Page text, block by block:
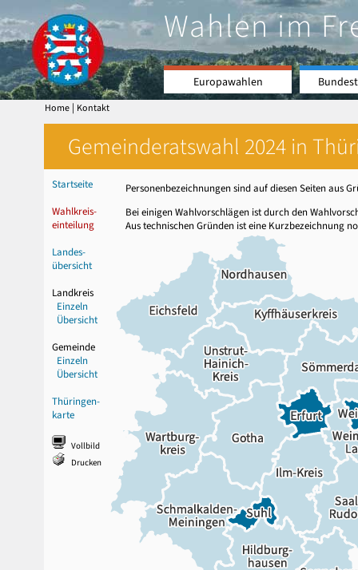
Wahlen im
Europawahlen
Home | Kontakt
Gemeinderatswahl 2024 in
Startseite
Wahlkreis-
einteilung
Landes-
übersicht
Landkreis
Einzeln
Übersicht
Gemeinde
Einzeln
Übersicht
Thüringen-
karte
Vollbild
Drucken
Personenbezeichnungen sind auf diesen Seiten aus
Bei einigen Wahlvorschlägen ist durch den
Aus technischen Gründen ist eine Kurzbezeichnung